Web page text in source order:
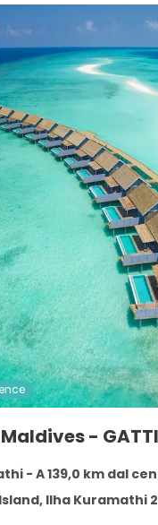
-
- A 139,0 km dal
Ilha Kuramathi 20 02